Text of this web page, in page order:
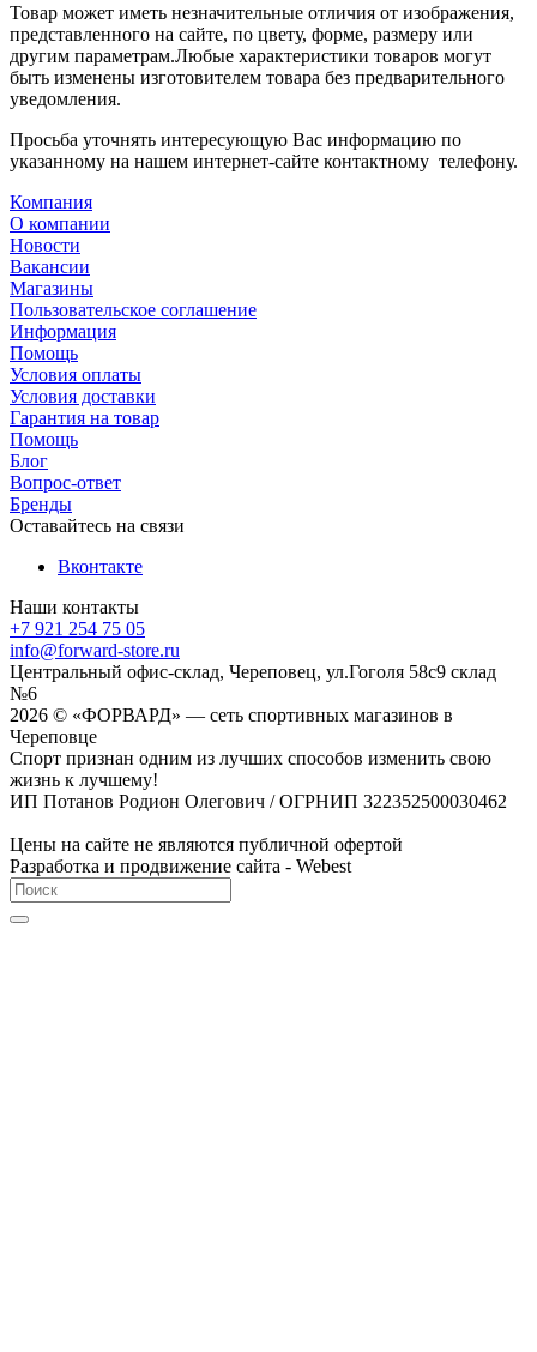
Товар может иметь незначительные отличия от изображения,
представленного на сайте, по цвету, форме, размеру или
другим параметрам.Любые характеристики товаров могут
быть изменены изготовителем товара без предварительного
уведомления.
Просьба уточнять интересующую Вас информацию по
указанному на нашем интернет-сайте контактному телефону.
Компания
О компании
Новости
Вакансии
Магазины
Пользовательское соглашение
Информация
Помощь
Условия оплаты
Условия доставки
Гарантия на товар
Помощь
Блог
Вопрос-ответ
Бренды
Оставайтесь на связи
Вконтакте
Наши контакты
+7 921 254 75 05
info@forward-store.ru
Центральный офис-склад, Череповец, ул.Гоголя 58с9 склад
№6
2026 © «ФОРВАРД» — сеть спортивных магазинов в
Череповце
Спорт признан одним из лучших способов изменить свою
жизнь к лучшему!
ИП Потанов Родион Олегович / ОГРНИП 322352500030462
Цены на сайте не являются публичной офертой
Разработка и продвижение сайта - Webest